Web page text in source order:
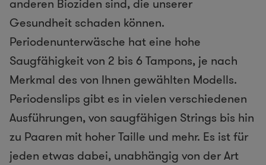
anderen Bioziden sind, die unserer
Gesundheit schaden können.
Periodenunterwäsche hat eine hohe
Saugfähigkeit von 2 bis 6 Tampons, je nach
Merkmal des von Ihnen gewählten Modells.
Periodenslips gibt es in vielen verschiedenen
Ausführungen, von saugfähigen Strings bis hin
zu Paaren mit hoher Taille und mehr. Es ist für
jeden etwas dabei, unabhängig von der Art